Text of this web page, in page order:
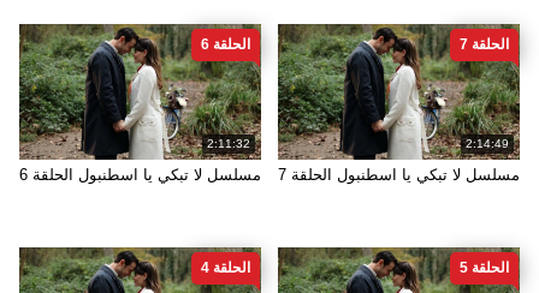
2:14:49
الحلقة 7
مسلسل لا تبكي يا اسطنبول الحلقة 7
2:11:32
الحلقة 6
مسلسل لا تبكي يا اسطنبول الحلقة 6
الحلقة 5 الحلقة 4